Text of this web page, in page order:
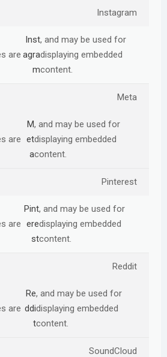
Instagram
are
Inst
agra
m
, and may be used for
displaying embedded
content.
Meta
are
M
et
a
, and may be used for
displaying embedded
content.
Pinterest
are
Pint
ere
st
, and may be used for
displaying embedded
content.
Reddit
are
Re
ddi
t
, and may be used for
displaying embedded
content.
SoundCloud